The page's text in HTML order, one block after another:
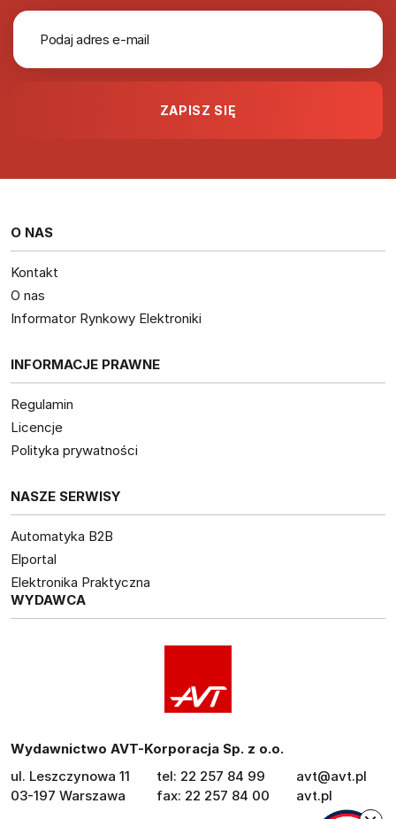
O NAS
Kontakt
O nas
Informator Rynkowy Elektroniki
INFORMACJE PRAWNE
Regulamin
Licencje
Polityka prywatności
NASZE SERWISY
Automatyka B2B
Elportal
Elektronika Praktyczna
WYDAWCA
Wydawnictwo AVT-Korporacja Sp. z o.o.
ul. Leszczynowa 11
03-197 Warszawa
tel: 22 257 84 99
fax: 22 257 84 00
avt@avt.pl
avt.pl